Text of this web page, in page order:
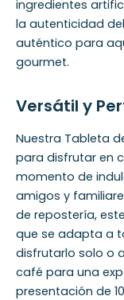
ingredientes
la autenticidad
auténtico para
gourmet.
Versátil y
Nuestra Tableta
para disfrutar en
momento de
amigos y
de repostería,
que se adapta a
disfrutarlo solo o
café para una
presentación de